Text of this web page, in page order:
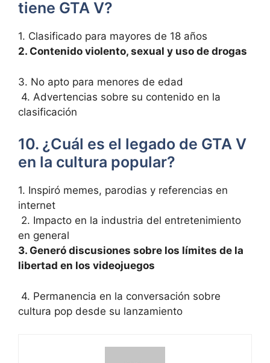
tiene GTA​ V?
1.‍ Clasificado para ⁤mayores de 18 años
2. ​Contenido violento, sexual y uso de ⁤drogas‍
3. No apto para menores de edad
⁤ 4. Advertencias sobre su contenido en la
clasificación
10. ¿Cuál es ‍el legado de ⁤GTA V
en‍ la cultura popular?
​1. Inspiró ⁣memes, parodias y referencias en
internet
‌ 2. Impacto en la industria del entretenimiento
en‍ general
3. Generó discusiones sobre los‌ límites de la
libertad en los videojuegos
⁣ 4. Permanencia en⁤ la conversación sobre‍
cultura pop desde su lanzamiento